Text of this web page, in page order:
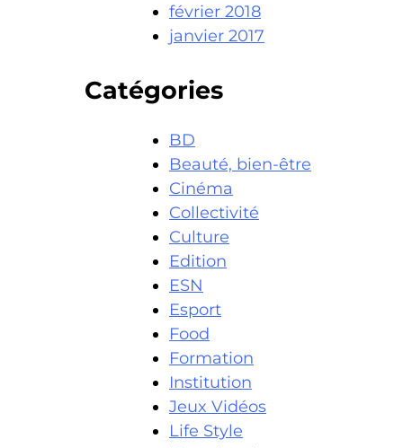
février 2018
janvier 2017
Catégories
BD
Beauté, bien-être
Cinéma
Collectivité
Culture
Edition
ESN
Esport
Food
Formation
Institution
Jeux Vidéos
Life Style